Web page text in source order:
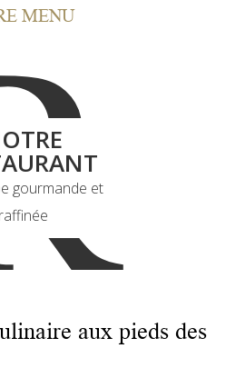
MENU
gourmande et
raffinée
aux pieds des